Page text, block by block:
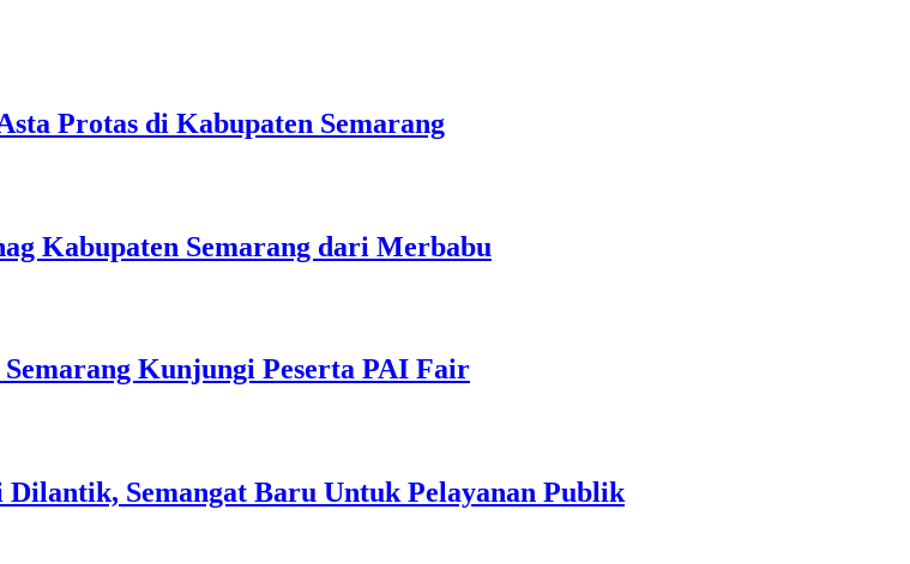
Protas di Kabupaten Semarang
Kabupaten Semarang dari Merbabu
Kunjungi Peserta PAI Fair
Semangat Baru Untuk Pelayanan Publik